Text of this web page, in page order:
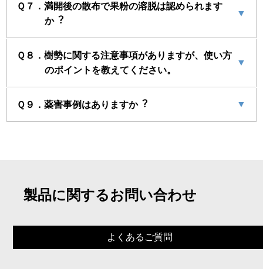
Ｑ７．満開後の散布で果粉の溶脱は認められます
か︖
▼
Ｑ８．樹勢に関する注意事項がありますが、使い方
のポイントを教えてください。
▼
Ｑ９．薬害事例はありますか︖ ▼
製品に関するお問い合わせ
よくあるご質問